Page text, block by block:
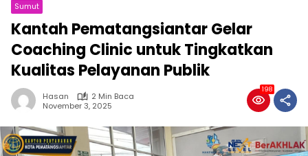
Sumut
Kantah Pematangsiantar Gelar
Coaching Clinic untuk Tingkatkan
Kualitas Pelayanan Publik
Hasan
2 Min Baca
November 3, 2025
198